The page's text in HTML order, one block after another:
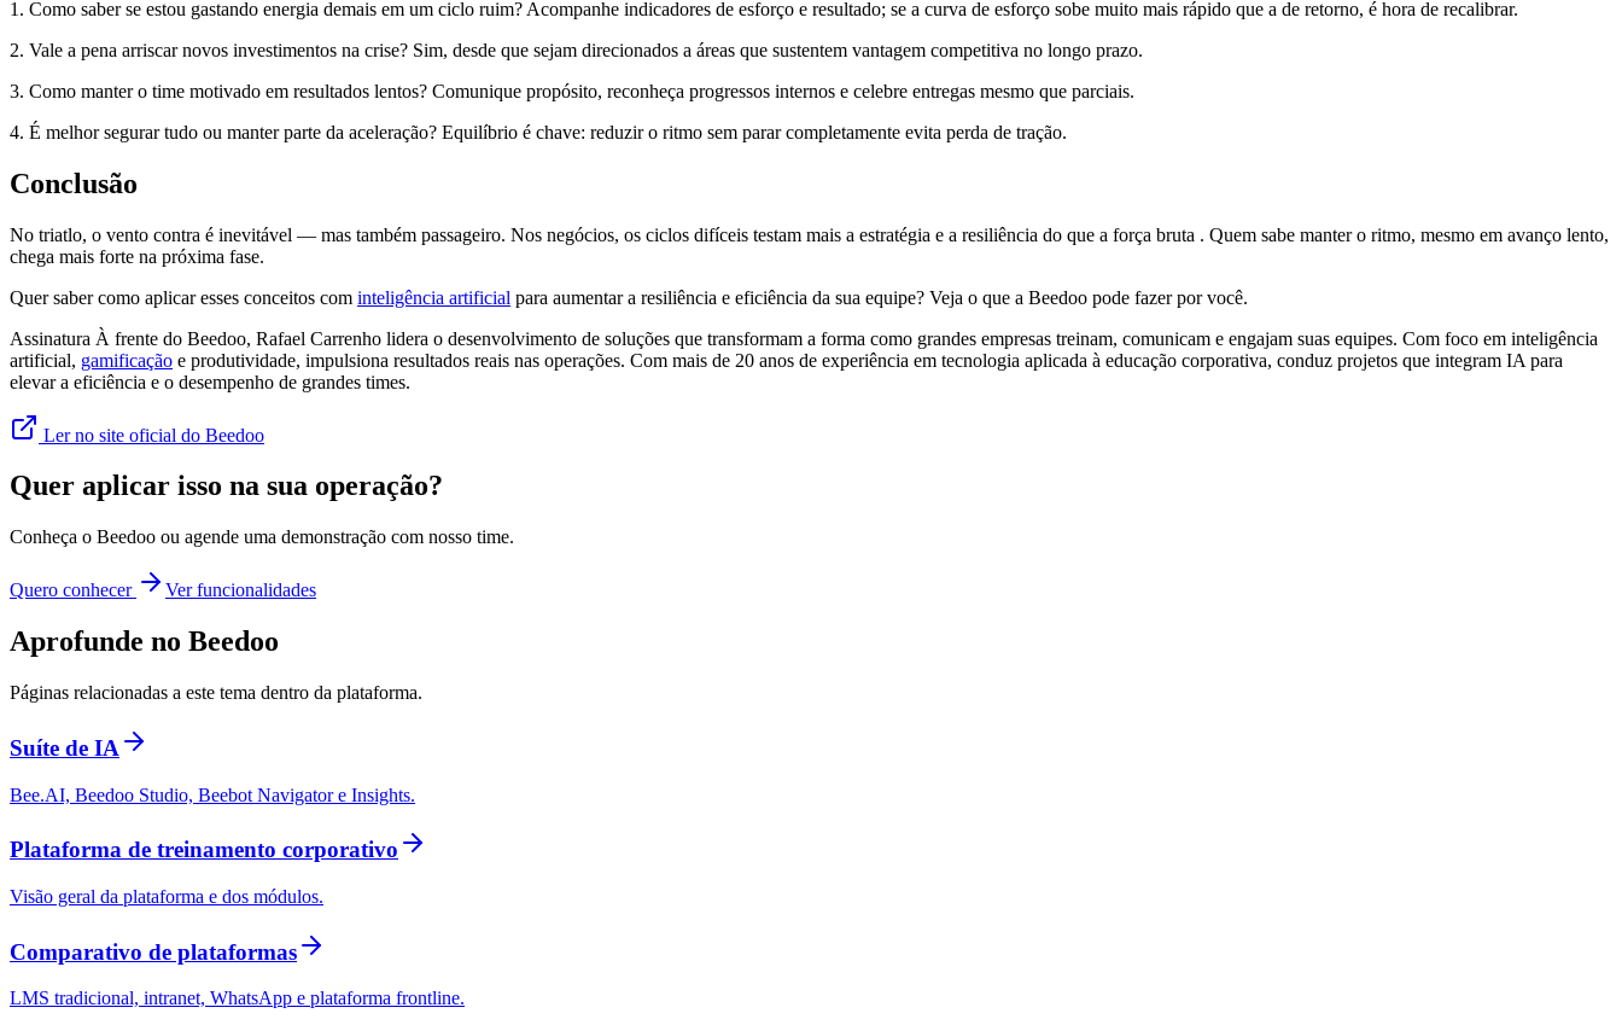
1. Como saber se estou gastando energia demais em um ciclo ruim? Acompanhe indicadores de esforço e resultado; se a curva de esforço sobe muito mais rápido que a de retorno, é hora de recalibrar.
2. Vale a pena arriscar novos investimentos na crise? Sim, desde que sejam direcionados a áreas que sustentem vantagem competitiva no longo prazo.
3. Como manter o time motivado em resultados lentos? Comunique propósito, reconheça progressos internos e celebre entregas mesmo que parciais.
4. É melhor segurar tudo ou manter parte da aceleração? Equilíbrio é chave: reduzir o ritmo sem parar completamente evita perda de tração.
Conclusão
No triatlo, o vento contra é inevitável — mas também passageiro. Nos negócios, os ciclos difíceis testam mais a estratégia e a resiliência do que a força bruta . Quem sabe manter o ritmo, mesmo em avanço lento,
chega mais forte na próxima fase.
Quer saber como aplicar esses conceitos com inteligência artificial para aumentar a resiliência e eficiência da sua equipe? Veja o que a Beedoo pode fazer por você.
Assinatura À frente do Beedoo, Rafael Carrenho lidera o desenvolvimento de soluções que transformam a forma como grandes empresas treinam, comunicam e engajam suas equipes. Com foco em inteligência
artificial, gamificação e produtividade, impulsiona resultados reais nas operações. Com mais de 20 anos de experiência em tecnologia aplicada à educação corporativa, conduz projetos que integram IA para
elevar a eficiência e o desempenho de grandes times.
Ler no site oficial do Beedoo
Quer aplicar isso na sua operação?
Conheça o Beedoo ou agende uma demonstração com nosso time.
Quero conhecer Ver funcionalidades
Aprofunde no Beedoo
Páginas relacionadas a este tema dentro da plataforma.
Suíte de IA
Bee.AI, Beedoo Studio, Beebot Navigator e Insights.
Plataforma de treinamento corporativo
Visão geral da plataforma e dos módulos.
Comparativo de plataformas
LMS tradicional, intranet, WhatsApp e plataforma frontline.